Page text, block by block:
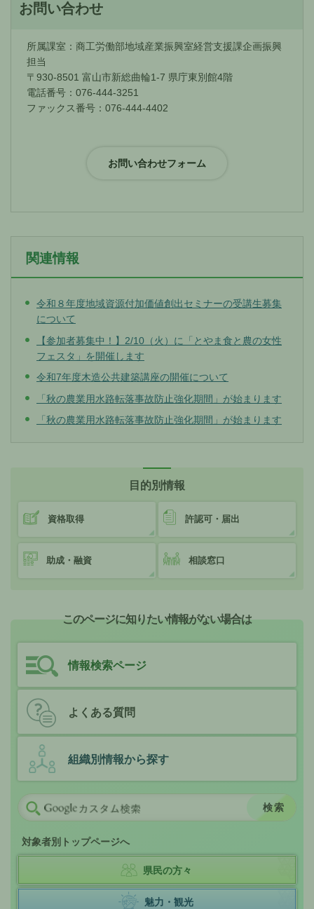
お問い合わせ
所属課室：商工労働部地域産業振興室経営支援課企画振興
担当
〒930-8501 富山市新総曲輪1-7 県庁東別館4階
電話番号：076-444-3251
ファックス番号：076-444-4402
関連情報
令和８年度地域資源付加価値創出セミナーの受講生募集
について
【参加者募集中！】2/10（火）に「とやま食と農の女性
フェスタ」を開催します
令和7年度木造公共建築講座の開催について
「秋の農業用水路転落事故防止強化期間」が始まります
「秋の農業用水路転落事故防止強化期間」が始まります
目的別情報
資格取得 許認可・届出
助成・融資 相談窓口
このページに知りたい情報がない場合は
情報検索ページ
よくある質問
組織別情報から探す
対象者別トップページへ
県民の方々
魅力・観光